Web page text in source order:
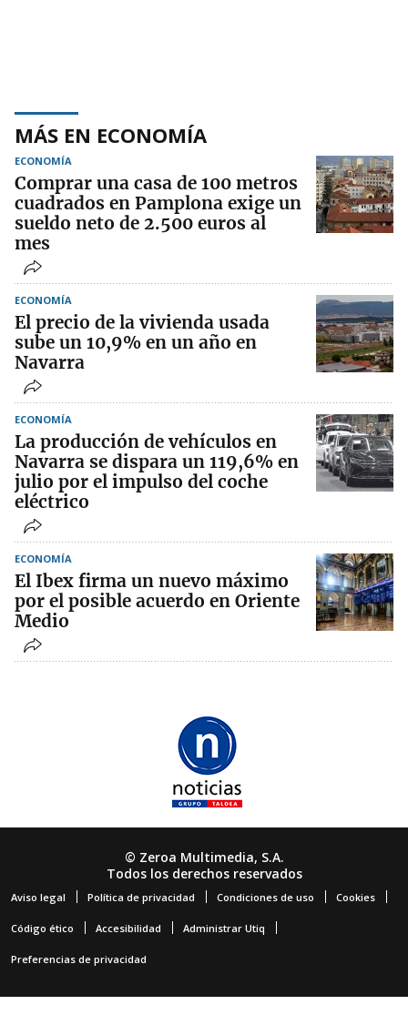
MÁS EN ECONOMÍA
ECONOMÍA
Comprar una casa de 100 metros
cuadrados en Pamplona exige un
sueldo neto de 2.500 euros al
mes
ECONOMÍA
El precio de la vivienda usada
sube un 10,9% en un año en
Navarra
ECONOMÍA
La producción de vehículos en
Navarra se dispara un 119,6% en
julio por el impulso del coche
eléctrico
ECONOMÍA
El Ibex firma un nuevo máximo
por el posible acuerdo en Oriente
Medio
© Zeroa Multimedia, S.A.
Todos los derechos reservados
Aviso legal Política de privacidad Condiciones de uso Cookies
Código ético Accesibilidad Administrar Utiq
Preferencias de privacidad